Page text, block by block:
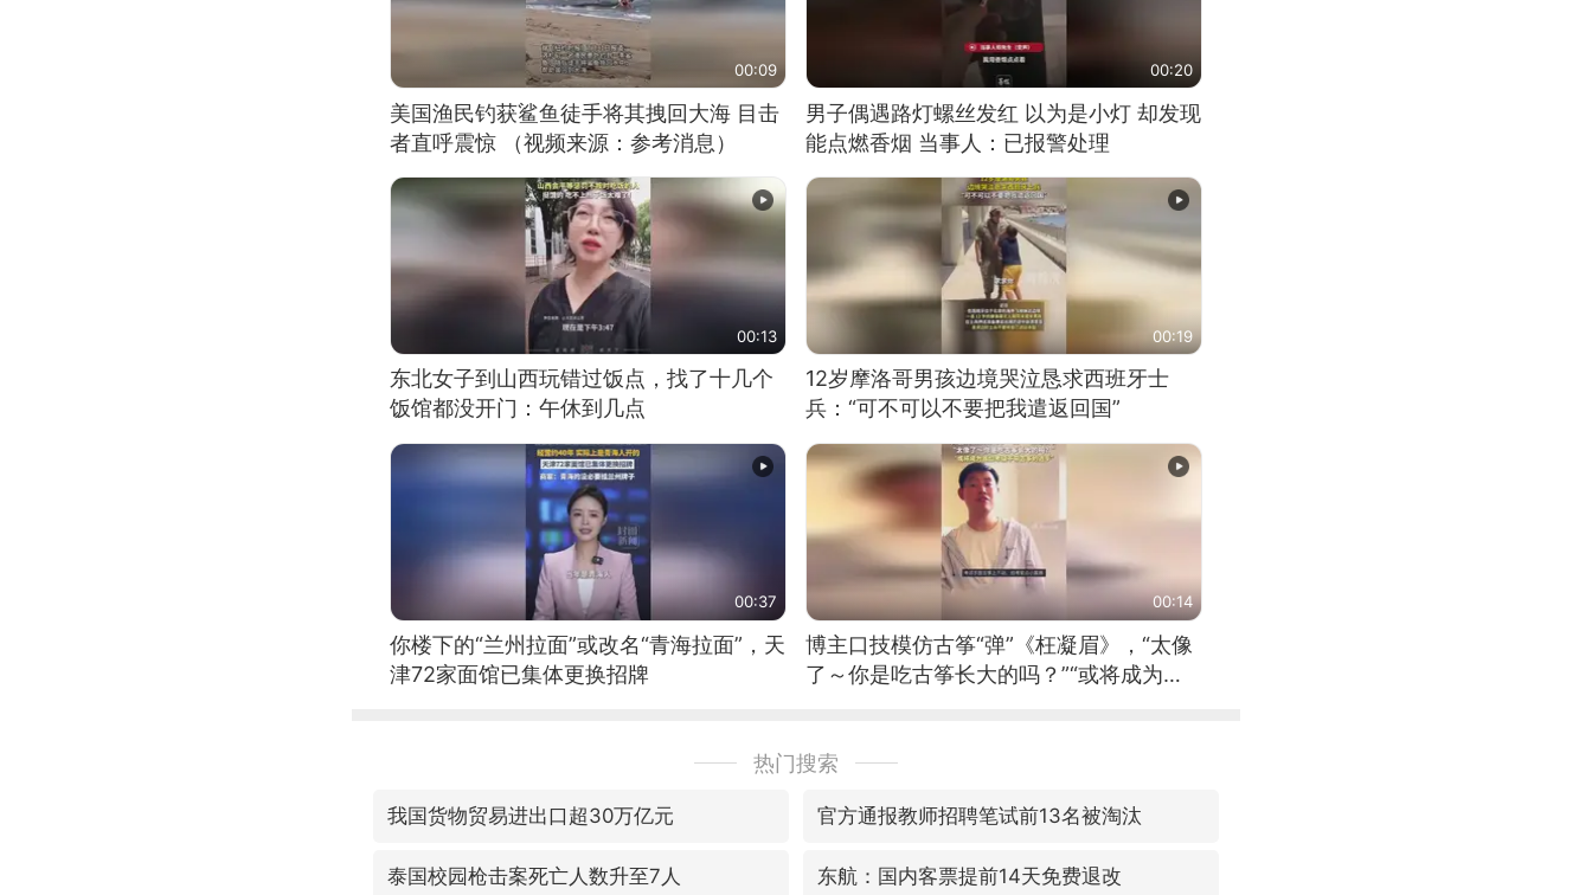
00:09
美国渔民钓获鲨鱼徒手将其拽回大海 目击
者直呼震惊 （视频来源：参考消息）
00:20
男子偶遇路灯螺丝发红 以为是小灯 却发现
能点燃香烟 当事人：已报警处理
00:13
东北女子到山西玩错过饭点，找了十几个
饭馆都没开门：午休到几点
00:19
12岁摩洛哥男孩边境哭泣恳求西班牙士
兵：“可不可以不要把我遣返回国”
00:37
你楼下的“兰州拉面”或改名“青海拉面”，天
津72家面馆已集体更换招牌
00:14
博主口技模仿古筝“弹”《枉凝眉》，“太像
了～你是吃古筝长大的吗？”“或将成为首
热门搜索
我国货物贸易进出口超30万亿元 官方通报教师招聘笔试前13名被淘汰
泰国校园枪击案死亡人数升至7人 东航：国内客票提前14天免费退改